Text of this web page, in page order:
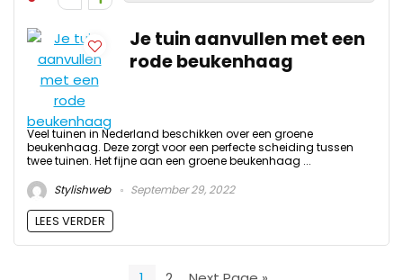
Je tuin aanvullen met een
rode beukenhaag
Veel tuinen in Nederland beschikken over een groene
beukenhaag. Deze zorgt voor een perfecte scheiding tussen
twee tuinen. Het fijne aan een groene beukenhaag ...
Stylishweb
September 29, 2022
LEES VERDER